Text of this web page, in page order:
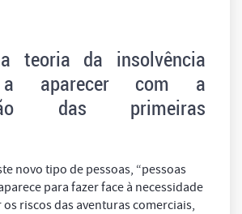
teoria da insolvência
a aparecer com a
das primeiras
novo tipo de pessoas, “pessoas
para fazer face à necessidade
os riscos das aventuras comerciais,